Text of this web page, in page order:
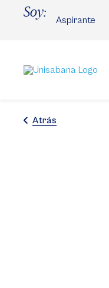
Soy:
Aspirante
Atrás